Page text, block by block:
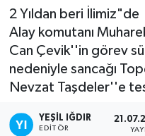
2 Yıldan beri
Alay komutanı
Can Çevik''in görev
nedeniyle sancağı
Nevzat Taşdeler''e
YEŞIL IĞDIR
EDITÖR